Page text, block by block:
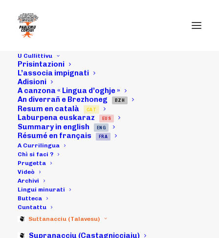
U Cullittivu
Prisintazioni
L’associa impignati
Adisioni
A canzona « Lingua d’oghje »
An diverrañ e Brezhoneg
BZH
Resum en català CAT
Laburpena euskaraz EUS
Summary in english ENG
Résumé en français FRA
A Currilingua
Chì si faci ?
Prugetta
Videò
Archivi
Lingui minurati
Butteca
Cuntattu
Suttanacciu (Talavesu)
Supranacciu (Castagnicciaiu)
U 31 di marzu
2012 : a Catena
07/04/2012